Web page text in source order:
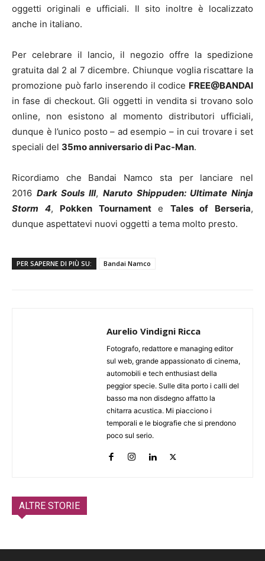
oggetti originali e ufficiali. Il sito inoltre è localizzato
anche in italiano.
Per celebrare il lancio, il negozio offre la spedizione
gratuita dal 2 al 7 dicembre. Chiunque voglia riscattare la
promozione può farlo inserendo il codice FREE@BANDAI
in fase di checkout. Gli oggetti in vendita si trovano solo
online, non esistono al momento distributori ufficiali,
dunque è l’unico posto – ad esempio – in cui trovare i set
speciali del 35mo anniversario di Pac-Man.
Ricordiamo che Bandai Namco sta per lanciare nel
2016 Dark Souls III, Naruto Shippuden: Ultimate Ninja
Storm 4, Pokken Tournamente Tales of Berseria,
dunque aspettatevi nuovi oggetti a tema molto presto.
PER SAPERNE DI PIÙ SU: Bandai Namco
Aurelio Vindigni Ricca
Fotografo, redattore e managing editor
sul web, grande appassionato di cinema,
automobili e tech enthusiast della
peggior specie. Sulle dita porto i calli del
basso ma non disdegno affatto la
chitarra acustica. Mi piacciono i
temporali e le biografie che si prendono
poco sul serio.
ALTRE STORIE